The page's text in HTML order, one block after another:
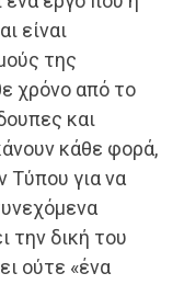
είναι
της
χρόνο από το
και
κάθε φορά,
Τύπου για να
την δική του
ούτε «ένα